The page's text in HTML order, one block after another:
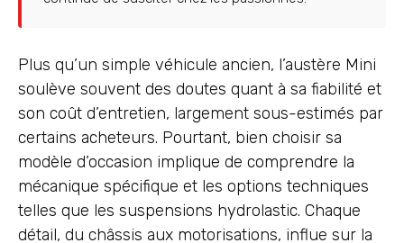
Plus qu’un simple véhicule ancien, l’austère Mini
soulève souvent des doutes quant à sa fiabilité et
son coût d’entretien, largement sous-estimés par
certains acheteurs. Pourtant, bien choisir sa
modèle d’occasion implique de comprendre la
mécanique spécifique et les options techniques
telles que les suspensions hydrolastic. Chaque
détail, du châssis aux motorisations, influe sur la